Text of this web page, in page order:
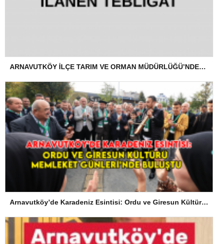
ARNAVUTKÖY İLÇE TARIM VE ORMAN MÜDÜRLÜĞÜ’NDEN İLANEN TEBLİGAT
Arnavutköy’de Karadeniz Esintisi: Ordu ve Giresun Kültürü Memleket Günleri’nde Buluştu